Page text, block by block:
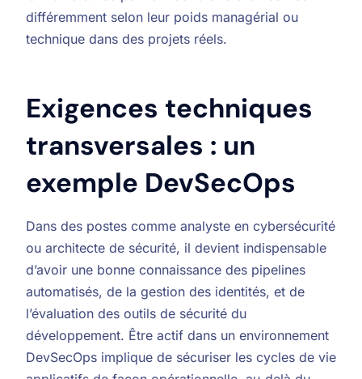
différemment selon leur poids managérial ou
technique dans des projets réels.
Exigences techniques
transversales : un
exemple DevSecOps
Dans des postes comme analyste en cybersécurité
ou architecte de sécurité, il devient indispensable
d’avoir une bonne connaissance des pipelines
automatisés, de la gestion des identités, et de
l’évaluation des outils de sécurité du
développement. Être actif dans un environnement
DevSecOps implique de sécuriser les cycles de vie